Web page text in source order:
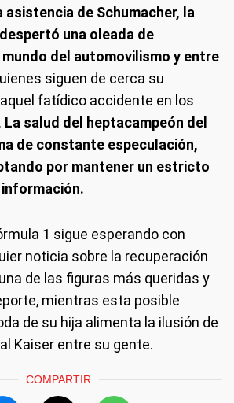
asistencia de Schumacher, la
una oleada de
del automovilismo y entre
siguen de cerca su
fatídico accidente en los
La salud del heptacampeón del
de constante especulación,
por mantener un estricto
1 sigue esperando con
noticia sobre la recuperación
de las figuras más queridas y
mientras esta posible
de su hija alimenta la ilusión de
Kaiser entre su gente.
COMPARTIR